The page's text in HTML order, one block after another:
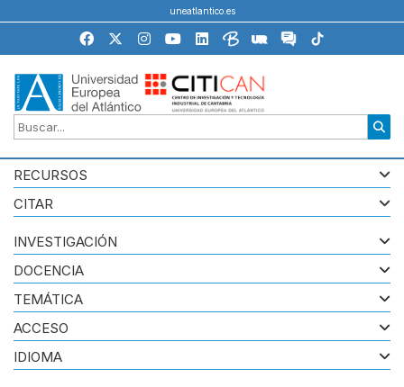
uneatlantico.es
RECURSOS
CITAR
INVESTIGACIÓN
DOCENCIA
TEMÁTICA
ACCESO
IDIOMA